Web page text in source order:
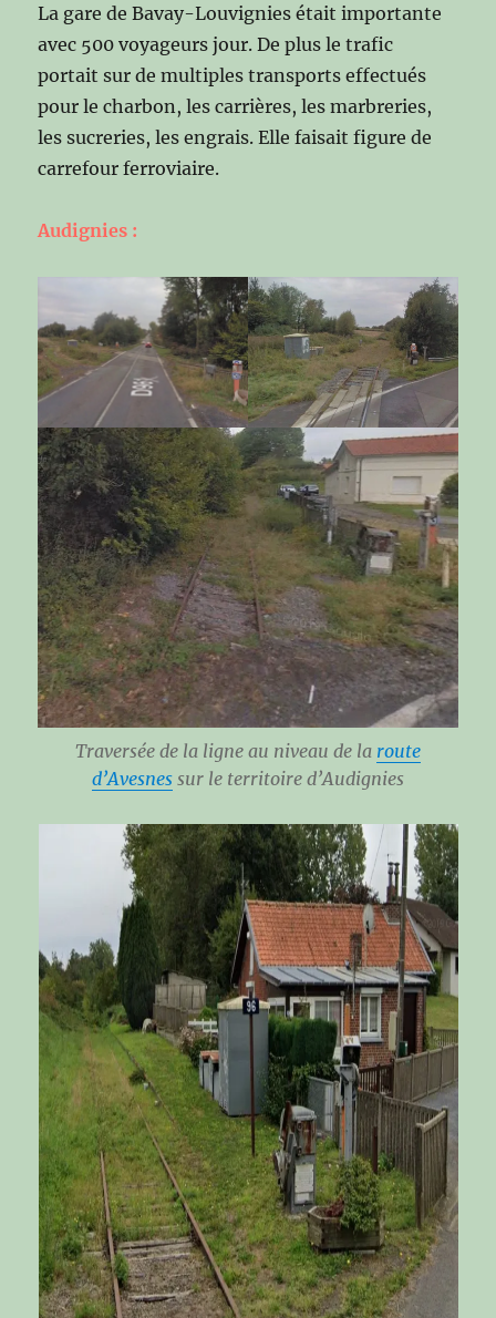
La gare de Bavay-Louvignies était importante
avec 500 voyageurs jour. De plus le trafic
portait sur de multiples transports effectués
pour le charbon, les carrières, les marbreries,
les sucreries, les engrais. Elle faisait figure de
carrefour ferroviaire.
Audignies :
Traversée de la ligne au niveau de la route
d’Avesnes sur le territoire d’Audignies